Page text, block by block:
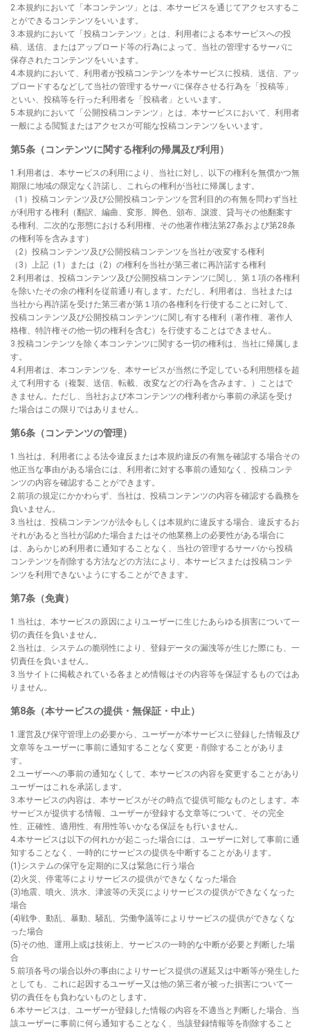
2.本規約において「本コンテンツ」とは、本サービスを通じてアクセスするこ
とができるコンテンツをいいます。
3.本規約において「投稿コンテンツ」とは、利用者による本サービスへの投
稿、送信、またはアップロード等の行為によって、当社の管理するサーバに
保存されたコンテンツをいいます。
4.本規約において、利用者が投稿コンテンツを本サービスに投稿、送信、アッ
プロードするなどして当社の管理するサーバに保存させる行為を「投稿等」
といい、投稿等を行った利用者を「投稿者」といいます。
5.本規約において「公開投稿コンテンツ」とは、本サービスにおいて、利用者
一般による閲覧またはアクセスが可能な投稿コンテンツをいいます。
第5条（コンテンツに関する権利の帰属及び利用）
1.利用者は、本サービスの利用により、当社に対し、以下の権利を無償かつ無
期限に地域の限定なく許諾し、これらの権利が当社に帰属します。
（1）投稿コンテンツ及び公開投稿コンテンツを営利目的の有無を問わず当社
が利用する権利（翻訳、編曲、変形、脚色、頒布、譲渡、貸与その他翻案す
る権利、二次的な形態における利用権、その他著作権法第27条および第28条
の権利等を含みます）
（2）投稿コンテンツ及び公開投稿コンテンツを当社が改変する権利
（3）上記（1）または（2）の権利を当社が第三者に再許諾する権利
2.利用者は、投稿コンテンツ及び公開投稿コンテンツに関し、第１項の各権利
を除いたその余の権利を従前通り有します。ただし、利用者は、当社または
当社から再許諾を受けた第三者が第１項の各権利を行使することに対して、
投稿コンテンツ及び公開投稿コンテンツに関し有する権利（著作権、著作人
格権、特許権その他一切の権利を含む）を行使することはできません。
3.投稿コンテンツを除く本コンテンツに関する一切の権利は、当社に帰属しま
す。
4.利用者は、本コンテンツを、本サービスが当然に予定している利用態様を超
えて利用する（複製、送信、転載、改変などの行為を含みます。）ことはで
きません。ただし、当社および本コンテンツの権利者から事前の承諾を受け
た場合はこの限りではありません。
第6条（コンテンツの管理）
1.当社は、利用者による法令違反または本規約違反の有無を確認する場合その
他正当な事由がある場合には、利用者に対する事前の通知なく、投稿コンテ
ンツの内容を確認することができます。
2.前項の規定にかかわらず、当社は、投稿コンテンツの内容を確認する義務を
負いません。
3.当社は、投稿コンテンツが法令もしくは本規約に違反する場合、違反するお
それがあると当社が認めた場合またはその他業務上の必要性がある場合に
は、あらかじめ利用者に通知することなく、当社の管理するサーバから投稿
コンテンツを削除する方法などの方法により、本サービスまたは投稿コンテ
ンツを利用できないようにすることができます。
第7条（免責）
1.当社は、本サービスの原因によりユーザーに生じたあらゆる損害について一
切の責任を負いません。
2.当社は、システムの脆弱性により、登録データの漏洩等が生じた際にも、一
切責任を負いません。
3.当サイトに掲載されている各まとめ情報はその内容等を保証するものではあ
りません。
第8条（本サービスの提供・無保証・中止）
1.運営及び保守管理上の必要から、ユーザーが本サービスに登録した情報及び
文章等をユーザーに事前に通知することなく変更・削除することがありま
す。
2.ユーザーへの事前の通知なくして、本サービスの内容を変更することがあり
ユーザーはこれを承諾します。
3.本サービスの内容は、本サービスがその時点で提供可能なものとします。本
サービスが提供する情報、ユーザーが登録する文章等について、その完全
性、正確性、適用性、有用性等いかなる保証をも行いません。
4.本サービスは以下の何れかが起こった場合には、ユーザーに対して事前に通
知することなく、一時的にサービスの提供を中断することがあります。
(1)システムの保守を定期的に又は緊急に行う場合
(2)火災、停電等によりサービスの提供ができなくなった場合
(3)地震、噴火、洪水、津波等の天災によりサービスの提供ができなくなった
場合
(4)戦争、動乱、暴動、騒乱、労働争議等によりサービスの提供ができなくな
った場合
(5)その他、運用上或は技術上、サービスの一時的な中断が必要と判断した場
合
5.前項各号の場合以外の事由によりサービス提供の遅延又は中断等が発生した
としても、これに起因するユーザー又は他の第三者が被った損害について一
切の責任をも負わないものとします。
6.本サービスは、ユーザーが登録した情報の内容を不適当と判断した場合、当
該ユーザーに事前に何ら通知することなく、当該登録情報等を削除すること